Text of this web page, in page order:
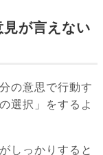
が言えない
の意思で行動す
選択」をするよ
しっかりすると